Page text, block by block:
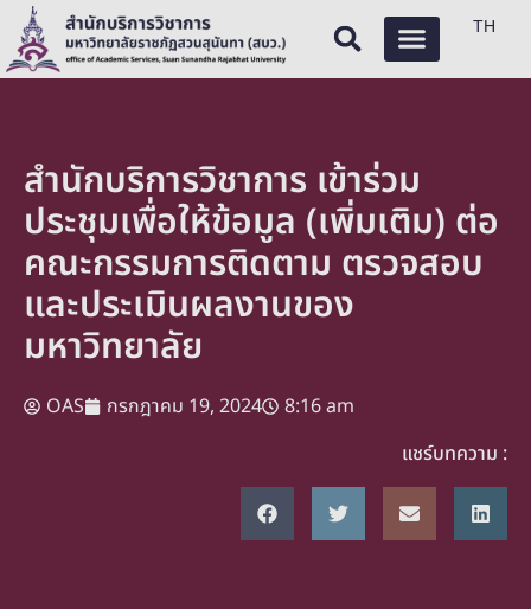
TH
สำนักบริการวิชาการ เข้าร่วม
ประชุมเพื่อให้ข้อมูล (เพิ่มเติม) ต่อ
คณะกรรมการติดตาม ตรวจสอบ
และประเมินผลงานของ
มหาวิทยาลัย
OAS กรกฎาคม 19, 2024
8:16 am
แชร์บทความ :